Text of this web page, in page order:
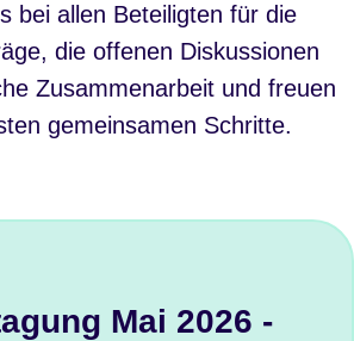
bei allen Beteiligten für die
die offenen Diskussionen
Zusammenarbeit und freuen
gemeinsamen Schritte.
Mai 2026 -